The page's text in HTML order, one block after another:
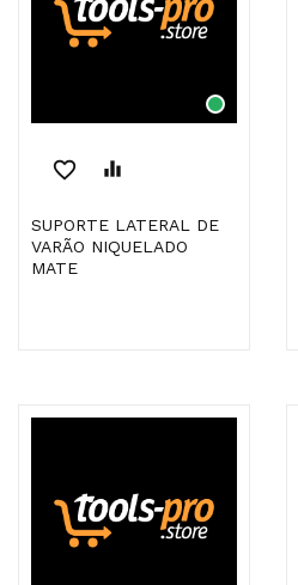
favorite_border equalizer
SUPORTE LATERAL DE
VARÃO NIQUELADO
MATE